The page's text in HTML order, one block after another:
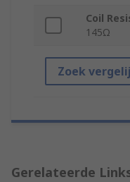
Coil
145Ω
Zoek
Gerelateerde